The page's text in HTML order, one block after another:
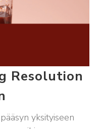
Resolution
yksityiseen